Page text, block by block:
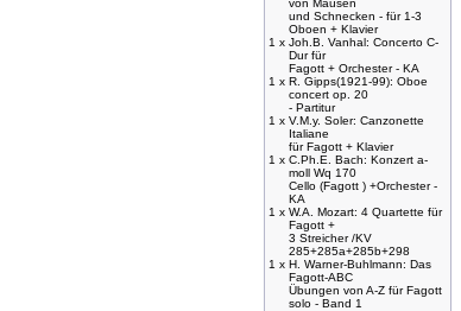
von Mäusen
und Schnecken - für 1-3
Oboen + Klavier
1 x Joh.B. Vanhal: Concerto C-
Dur für
Fagott + Orchester - KA
1 x R. Gipps(1921-99): Oboe
concert op. 20
- Partitur
1 x V.M.y. Soler: Canzonette
Italiane
für Fagott + Klavier
1 x C.Ph.E. Bach: Konzert a-
moll Wq 170
Cello (Fagott ) +Orchester -
KA
1 x W.A. Mozart: 4 Quartette für
Fagott +
3 Streicher /KV
285+285a+285b+298
1 x H. Warner-Buhlmann: Das
Fagott-ABC
Übungen von A-Z für Fagott
solo - Band 1